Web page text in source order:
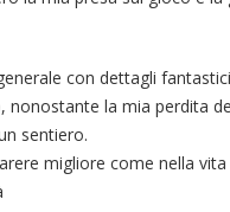
con dettagli
la mia perdita
sentiero.
migliore come nella